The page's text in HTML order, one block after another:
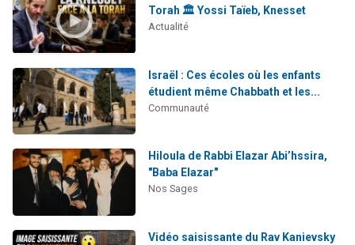
Torah 🏛️ Yossi Taïeb, Knesset
Actualité
Israël : Ces écoles où les enfants
étudient même Chabbath et les...
Communauté
Hiloula de Rabbi Elazar Abi’hssira,
"Baba Elazar"
Nos Sages
Vidéo saisissante du Rav Kanievsky